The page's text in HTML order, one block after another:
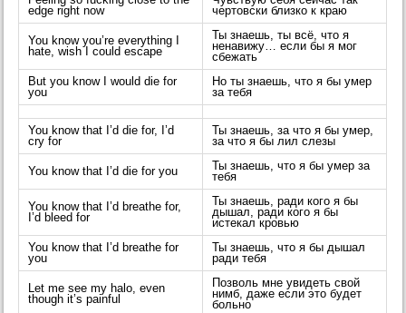
edge right now
чертовски близко к краю
You know you’re everything I
hate, wish I could escape
Ты знаешь, ты всё, что я
ненавижу… если бы я мог
сбежать
But you know I would die for
you
Но ты знаешь, что я бы умер
за тебя
You know that I’d die for, I’d
cry for
Ты знаешь, за что я бы умер,
за что я бы лил слезы
You know that I’d die for you
Ты знаешь, что я бы умер за
тебя
You know that I’d breathe for,
I’d bleed for
Ты знаешь, ради кого я бы
дышал, ради кого я бы
истекал кровью
You know that I’d breathe for
you
Ты знаешь, что я бы дышал
ради тебя
Let me see my halo, even
though it’s painful
Позволь мне увидеть свой
нимб, даже если это будет
больно